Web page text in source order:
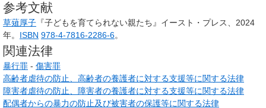
参考文献
草薙厚子 『子どもを育てられない親たち』イースト・プレス、2024
年。 ISBN 978-4-7816-2286-6。
関連法律
暴行罪 - 傷害罪
高齢者虐待の防止、高齢者の養護者に対する支援等に関する法律
障害者虐待の防止、障害者の養護者に対する支援等に関する法律
配偶者からの暴力の防止及び被害者の保護等に関する法律